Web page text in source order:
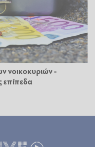
νοικοκυριών -
επίπεδα